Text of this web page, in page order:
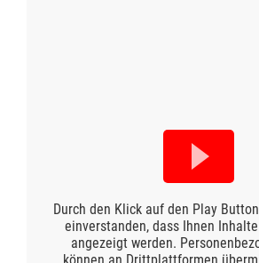
Durch den Klick auf den Play
einverstanden, dass Ihnen Inhalte
angezeigt werden.
können an Drittplattformen